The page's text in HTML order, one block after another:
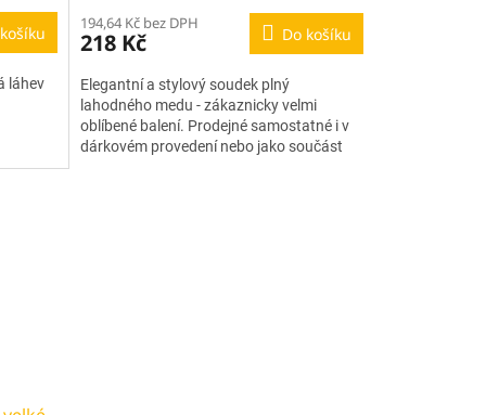
láhev
194,64 Kč bez DPH
218 Kč Do košíku
Elegantní a stylový soudek plný
lahodného medu - zákaznicky velmi
oblíbené balení. Prodejné samostatné i v
dárkovém provedení nebo jako součást